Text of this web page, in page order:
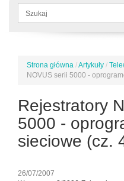
Formularz
Jesteś
tutaj
Strona główna /Artykuły /
NOVUS serii 5000 -
Rejestratory
5000 -
sieciowe (cz.
26/07/2007